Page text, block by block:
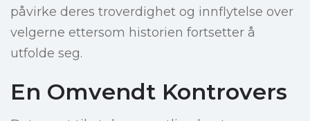
påvirke deres troverdighet og innflytelse over
velgerne ettersom historien fortsetter å
utfolde seg.
En Omvendt Kontrovers